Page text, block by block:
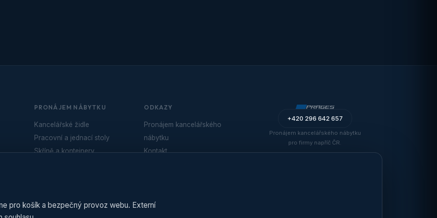
PRONÁJEM NÁBYTKU
Kancelářské židle
Pracovní a jednací stoly
Skříně a kontejnery
ODKAZY
Pronájem kancelářského
nábytku
Kontakt
realizace
+420 296 642 657
Pronájem kancelářského nábytku
pro firmy napříč ČR.
pro košík a bezpečný provoz webu. Externí